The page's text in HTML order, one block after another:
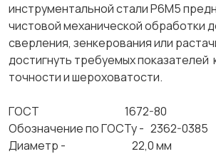
инструментальной стали Р6М5
чистовой механической обработки
сверления, зенкерования или
достигнуть требуемых показателей
точности и шероховатости.
ГОСТ 1672-80
Обозначение по ГОСТу - 2362-0385
Диаметр - 22,0 мм